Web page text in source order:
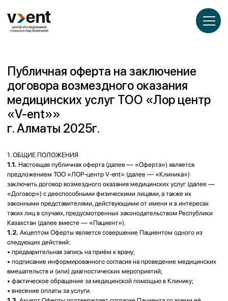
медицинских услуг ТОО «Лор центр
«V-ent»»
г. Алматы 2025г.
1. ОБЩИЕ ПОЛОЖЕНИЯ
1.1.Настоящая публичная оферта (далее — «Оферта») является
предложением ТОО «ЛОР-центр V-ent» (далее — «Клиника»)
заключить договор возмездного оказания медицинских услуг (далее —
таких лиц в случаях, предусмотренных законодательством Республики
Казахстан (далее вместе — «Пациент»).
1.2. Акцептом Оферты является совершение Пациентом одного из
следующих действий:
• предварительная запись на приём к врачу;
• подписание информированного согласия на проведение медицинских
вмешательств и (или) диагностических мероприятий;
• фактическое обращение за медицинской помощью в Клинику;
• внесение оплаты за услуги.
1.3.Акцепт Оферты подтверждает согласие Пациента со всеми её
условиями и равносилен заключению Договора в силу статьи 387
1.4.При исполнении настоящего Договора Пациенты и Клиника (далее
– совместно именуемые Стороны) руководствуются действующим
законодательством, регулирующим предоставление медицинских услуг
населению организациями здравоохранения.
2. ПРЕДМЕТ ДОГОВОРА
2.1. По настоящей оферте на заключение Договора Клиника обязуется
оказывать Пациенту медицинские услуги в соответствии с имеющейся у
Клиники лицензией на осуществление медицинской деятельности и
действующими нормативными правовыми актами Республике
Казахстан в области здравоохранения в, а Пациент обязуется